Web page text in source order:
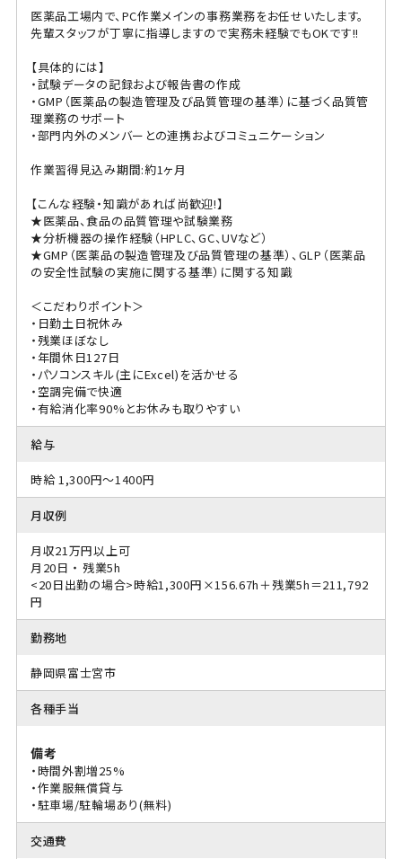
医薬品工場内で、PC作業メインの事務業務をお任せいたします。
先輩スタッフが丁寧に指導しますので実務未経験でもOKです!!
【具体的には】
・試験データの記録および報告書の作成
・GMP（医薬品の製造管理及び品質管理の基準）に基づく品質管
理業務のサポート
・部門内外のメンバーとの連携およびコミュニケーション
作業習得見込み期間:約1ヶ月
【こんな経験・知識があれば尚歓迎!】
★医薬品、食品の品質管理や試験業務
★分析機器の操作経験（HPLC、GC、UVなど）
★GMP（医薬品の製造管理及び品質管理の基準）、GLP（医薬品
の安全性試験の実施に関する基準）に関する知識
＜こだわりポイント＞
・日勤土日祝休み
・残業ほぼなし
・年間休日127日
・パソコンスキル(主にExcel)を活かせる
・空調完備で快適
・有給消化率90%とお休みも取りやすい
給与
時給 1,300円～1400円
月収例
月収21万円以上可
月20日 ・ 残業5h
<20日出勤の場合>時給1,300円×156.67h＋残業5h＝211,792
円
勤務地
静岡県富士宮市
各種手当
備考
・時間外割増25%
・作業服無償貸与
・駐車場/駐輪場あり(無料)
交通費